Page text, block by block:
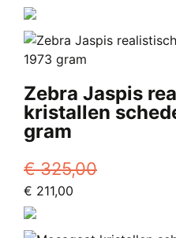
prijs
was:
€ 97,00.€ 64,00.
Zebra Jaspis
kristallen
gram
€325,00
Oorspronkelijke
prijs
was:
€ 211,00